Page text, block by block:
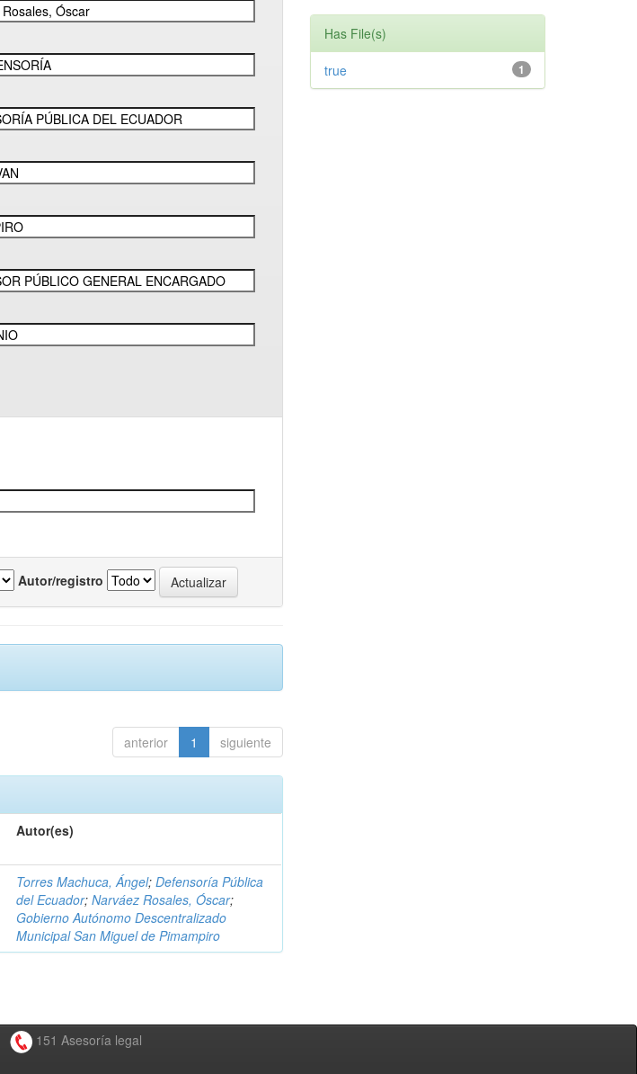
Autor/registro
anterior 1 siguiente
Autor(es)
Torres Machuca, Ángel;Defensoría Pública
del Ecuador;Narváez Rosales, Óscar;
Gobierno Autónomo Descentralizado
Municipal San Miguel de Pimampiro
Has File(s)
1
true
151 Asesoría legal